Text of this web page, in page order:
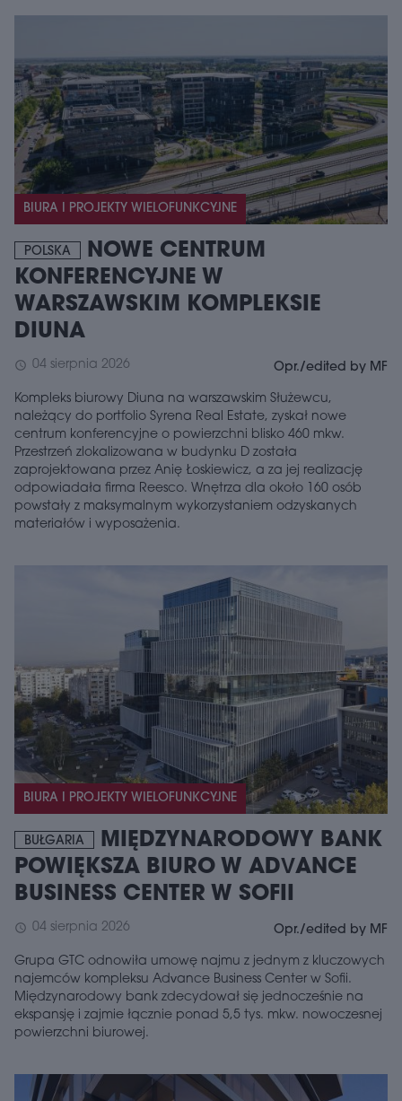
BIURA I PROJEKTY WIELOFUNKCYJNE
POLSKA
NOWE CENTRUM
KONFERENCYJNE W
WARSZAWSKIM KOMPLEKSIE
DIUNA
schedule 04 sierpnia 2026 Opr./edited by MF
Kompleks biurowy Diuna na warszawskim Służewcu,
należący do portfolio Syrena Real Estate, zyskał nowe
centrum konferencyjne o powierzchni blisko 460 mkw.
Przestrzeń zlokalizowana w budynku D została
zaprojektowana przez Anię Łoskiewicz, a za jej realizację
odpowiadała firma Reesco. Wnętrza dla około 160 osób
powstały z maksymalnym wykorzystaniem odzyskanych
materiałów i wyposażenia.
BIURA I PROJEKTY WIELOFUNKCYJNE
BUŁGARIA
MIĘDZYNARODOWY BANK
POWIĘKSZA BIURO W ADVANCE
BUSINESS CENTER W SOFII
schedule 04 sierpnia 2026 Opr./edited by MF
Grupa GTC odnowiła umowę najmu z jednym z kluczowych
najemców kompleksu Advance Business Center w Sofii.
Międzynarodowy bank zdecydował się jednocześnie na
ekspansję i zajmie łącznie ponad 5,5 tys. mkw. nowoczesnej
powierzchni biurowej.